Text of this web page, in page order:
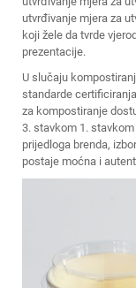
utvrđivanje mjera za
koji žele da tvrde
prezentacije.
U slučaju
standarde
za kompostiranje
3. stavkom 1.
prijedloga brenda,
postaje moćna i